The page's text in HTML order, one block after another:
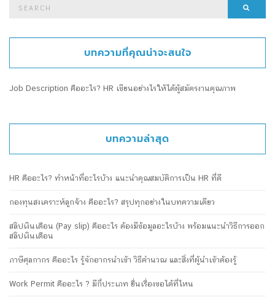
บทความที่คุณน่าจะสนใจ
Job Description คืออะไร? HR เขียนอย่างไรให้ได้ผู้สมัครงานคุณภาพ
บทความล่าสุด
HR คืออะไร? ทำหน้าที่อะไรบ้าง แนะนำคุณสมบัติการเป็น HR ที่ดี
กองทุนสงเคราะห์ลูกจ้าง คืออะไร? สรุปทุกอย่างในบทความเดียว
สลิปเงินเดือน (Pay slip) คืออะไร ต้องมีข้อมูลอะไรบ้าง พร้อมแนะนำวิธีการออก
สลิปเงินเดือน
ภาษีศุลกากร คืออะไร รู้จักอากรนำเข้า วิธีคำนวณ และสิ่งที่ผู้นำเข้าต้องรู้
Work Permit คืออะไร ? มีกี่ประเภท ยื่นเรื่องขอได้ที่ไหน